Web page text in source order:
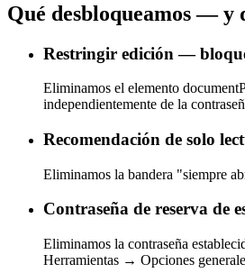
Qué desbloqueamos — y
Restringir edición —
Eliminamos el elemento
independientemente de la
Recomendación de solo
Eliminamos la bandera "siempre
Contraseña de reserva de
Eliminamos la contraseña
Herramientas → Opciones